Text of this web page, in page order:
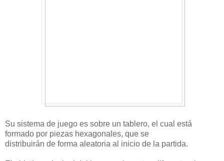
Su sistema de juego es sobre un tablero, el cual está
formado por piezas hexagonales, que se
distribuirán de forma aleatoria al inicio de la partida.